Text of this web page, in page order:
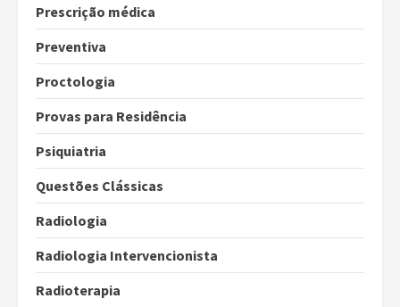
Prescrição médica
Preventiva
Proctologia
Provas para Residência
Psiquiatria
Questões Clássicas
Radiologia
Radiologia Intervencionista
Radioterapia